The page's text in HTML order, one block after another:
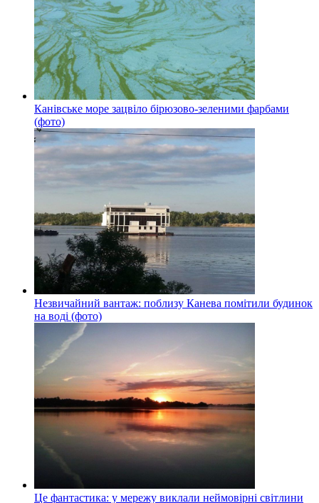
Канівське море зацвіло бірюзово-зеленими фарбами
(фото)
Незвичайний вантаж: поблизу Канева помітили будинок
на воді (фото)
Це фантастика: у мережу виклали неймовірні світлини